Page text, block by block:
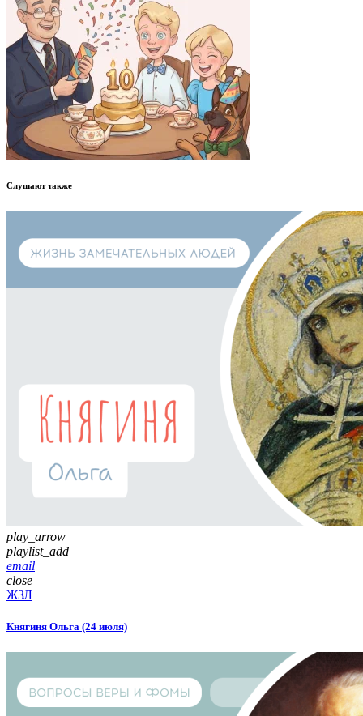
Слушают также
play_arrow
playlist_add
email
close
ЖЗЛ
Княгиня Ольга (24 июля)